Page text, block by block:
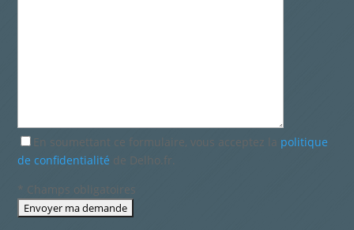
En soumettant ce formulaire, vous acceptez la politique
de confidentialité de Delho.fr.
* Champs obligatoires